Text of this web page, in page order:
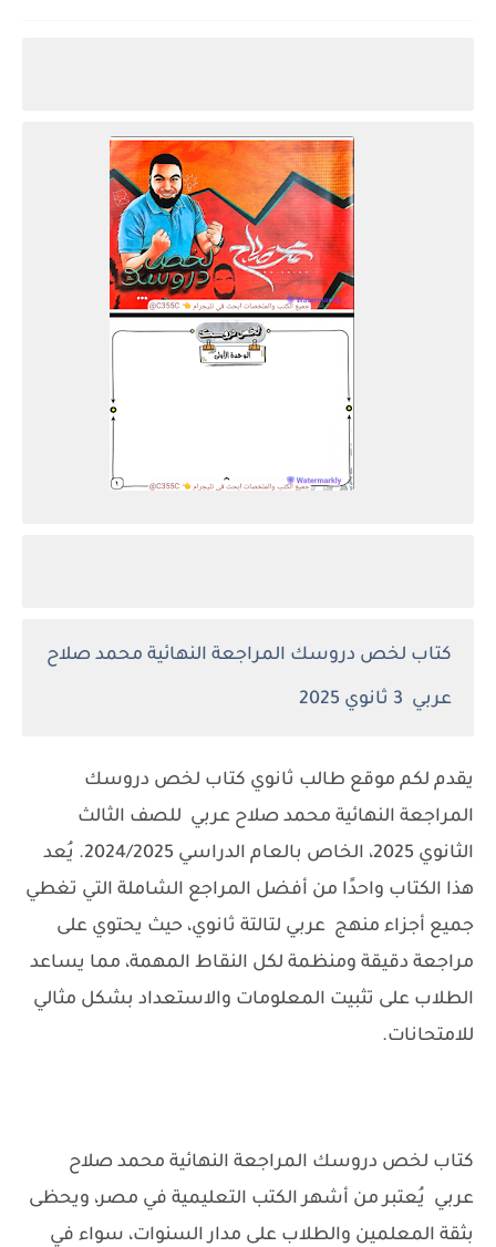
كتاب لخص دروسك المراجعة النهائية محمد صلاح
عربي 3 ثانوي 2025
يقدم لكم موقع طالب ثانوي كتاب لخص دروسك
المراجعة النهائية محمد صلاح عربي للصف الثالث
الثانوي 2025، الخاص بالعام الدراسي 2024/2025. يُعد
هذا الكتاب واحدًا من أفضل المراجع الشاملة التي تغطي
جميع أجزاء منهج عربي لتالتة ثانوي، حيث يحتوي على
مراجعة دقيقة ومنظمة لكل النقاط المهمة، مما يساعد
الطلاب على تثبيت المعلومات والاستعداد بشكل مثالي
للامتحانات.
كتاب لخص دروسك المراجعة النهائية محمد صلاح
عربي يُعتبر من أشهر الكتب التعليمية في مصر، ويحظى
بثقة المعلمين والطلاب على مدار السنوات، سواء في